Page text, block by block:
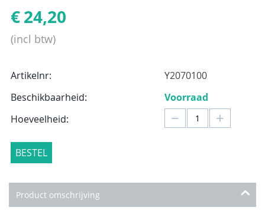
€24,20
(incl btw)
Artikelnr:
Y2070100
Beschikbaarheid:
Voorraad
Hoeveelheid:
+
−
BESTEL
Product omschrijving